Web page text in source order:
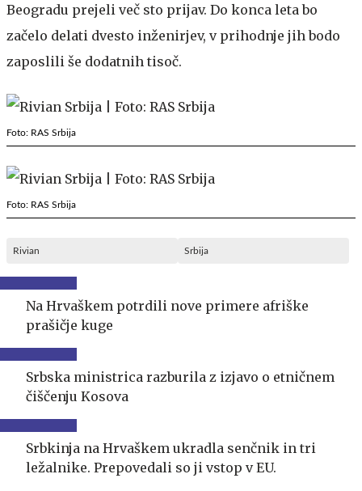
Beogradu prejeli več sto prijav. Do konca leta bo
začelo delati dvesto inženirjev, v prihodnje jih bodo
zaposlili še dodatnih tisoč.
Foto: RAS Srbija
Foto: RAS Srbija
Rivian Srbija
Na Hrvaškem potrdili nove primere afriške
prašičje kuge
Srbska ministrica razburila z izjavo o etničnem
čiščenju Kosova
Srbkinja na Hrvaškem ukradla senčnik in tri
ležalnike. Prepovedali so ji vstop v EU.